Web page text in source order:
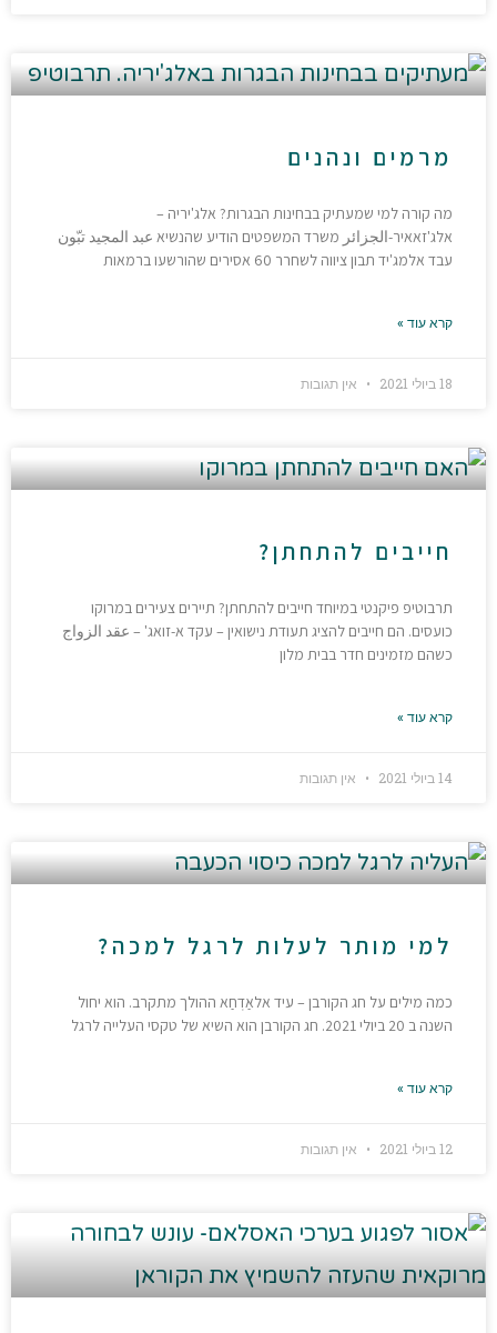
מרמים ונהנים
מה קורה למי שמעתיק בבחינות הבגרות? אלג'יריה –
אלג'זאאיר-الجزائر משרד המשפטים הודיע שהנשיא عبد المجيد تبّون
עבד אלמג'יד תבון ציווה לשחרר 60 אסירים שהורשעו ברמאות
קרא עוד »
18 ביולי 2021 אין תגובות
חייבים להתחתן?
תרבוטיפ פיקנטי במיוחד חייבים להתחתן? תיירים צעירים במרוקו
כועסים. הם חייבים להציג תעודת נישואין – עקד א-זואג' – عقد الزواج
כשהם מזמינים חדר בבית מלון
קרא עוד »
14 ביולי 2021 אין תגובות
למי מותר לעלות לרגל למכה?
כמה מילים על חג הקורבן – עיד אלאַדְחַא ההולך מתקרב. הוא יחול
השנה ב 20 ביולי 2021. חג הקורבן הוא השיא של טקסי העלייה לרגל
קרא עוד »
12 ביולי 2021 אין תגובות